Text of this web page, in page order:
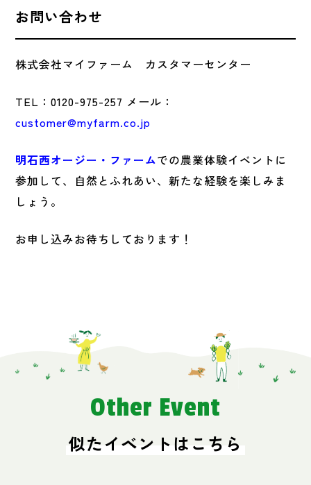
お問い合わせ
株式会社マイファーム カスタマーセンター
TEL：0120-975-257 メール：
customer@myfarm.co.jp
明石西オージー・ファームでの農業体験イベントに
参加して、自然とふれあい、新たな経験を楽しみま
しょう。
お申し込みお待ちしております！
Other Event
似たイベントはこちら